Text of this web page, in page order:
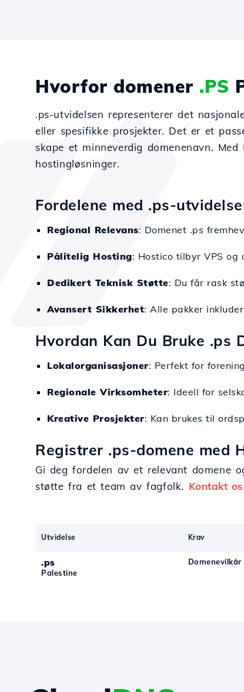
Hvorfor domener .PS
.ps-utvidelsen representerer det
eller spesifikke prosjekter. Det er et
skape et minneverdig domenenavn.
hostingløsninger.
Fordelene med .ps-
Regional Relevans: Domenet .ps
Pålitelig Hosting: Hostico tilbyr VPS
Dedikert Teknisk Støtte: Du får rask
Avansert Sikkerhet: Alle pakker
Hvordan Kan Du Bruke .ps
Lokalorganisasjoner: Perfekt for
Regionale Virksomheter: Ideell for
Kreative Prosjekter: Kan brukes til
Registrer .ps-domene med
Gi deg fordelen av et relevant domene
støtte fra et team av fagfolk. Kontakt
Utvidelse Krav
.ps
Palestine
Domenevilkår